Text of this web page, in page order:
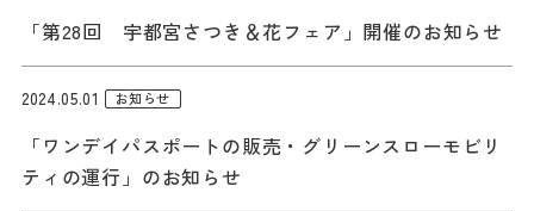
「第28回 宇都宮さつき＆花フェア」開催のお知らせ
「ワンデイパスポートの販売・グリーンスローモビリ
ティの運行」のお知らせ
2024.05.01 お知らせ